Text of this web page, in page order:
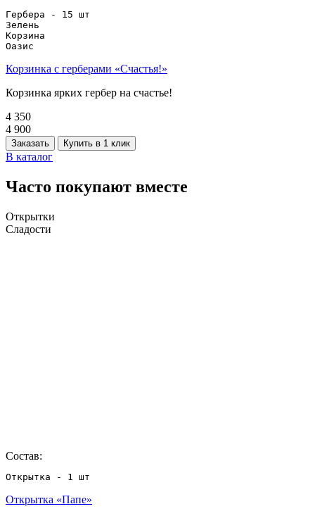
Гербера - 15 шт
Зелень
Корзина
Оазис
Корзинка с герберами «Счастья!»
Корзинка ярких гербер на счастье!
4 350
4 900
Заказать Купить в 1 клик
В каталог
Часто покупают вместе
Открытки
Сладости
Состав:
Открытка - 1 шт
Открытка «Папе»